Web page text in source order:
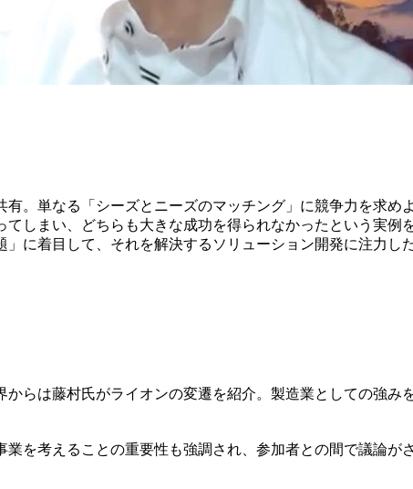
。単なる「シーズとニーズのマッチング」に競争力を求め
しまい、どちらも大きな成功を得られなかったという実
に着目して、それを解決するソリューション開発に注力
らは藤村氏がライオンの変遷を紹介。製造業としての強み
を考えることの重要性も強調され、参加者との間で議論が